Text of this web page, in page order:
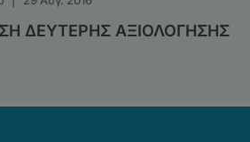
ΔΕΥΤΕΡΗΣ ΑΞΙΟΛΟΓΗΣΗΣ